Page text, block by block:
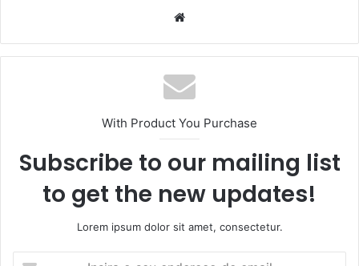
te
With Product You Purchase
Subscribe to our mailing list
to get the new updates!
Lorem ipsum dolor sit amet, consectetur.